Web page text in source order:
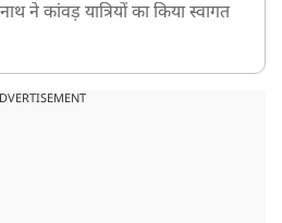
ने कांवड़ यात्रियों का किया स्वागत
से ज्यादा लोग प्रभावित, मृतकों